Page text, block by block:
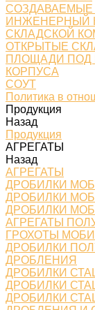
СОЗДАВАЕМЫЕ
ИНЖЕНЕРНЫЙ
СКЛАДСКОЙ
ОТКРЫТЫЕ
ПЛОЩАДИ ПОД
КОРПУСА
СОУТ
Политика в
Продукция
Назад
Продукция
АГРЕГАТЫ
Назад
АГРЕГАТЫ
ДРОБИЛКИ
ДРОБИЛКИ
ДРОБИЛКИ
АГРЕГАТЫ
ГРОХОТЫ
ДРОБИЛКИ
ДРОБЛЕНИЯ
ДРОБИЛКИ
ДРОБИЛКИ
ДРОБИЛКИ